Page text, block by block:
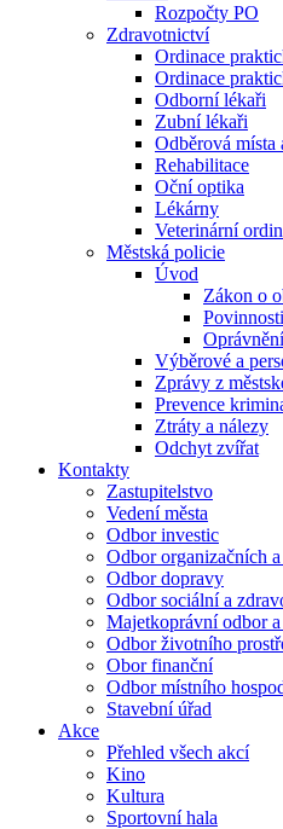
Rozpočty PO
Zdravotnictví
Ordinace
Ordinace
Odborní lékaři
Zubní lékaři
Odběrová místa
Rehabilitace
Oční optika
Lékárny
Veterinární
Městská policie
Úvod
Zákon o
Výběrové a
Zprávy z
Prevence
Ztráty a nálezy
Odchyt zvířat
Kontakty
Zastupitelstvo
Vedení města
Odbor investic
Odbor organizačních
Odbor dopravy
Odbor sociální a
Majetkoprávní odbor
Odbor životního
Obor finanční
Odbor místního
Stavební úřad
Akce
Přehled všech akcí
Kino
Kultura
Sportovní hala